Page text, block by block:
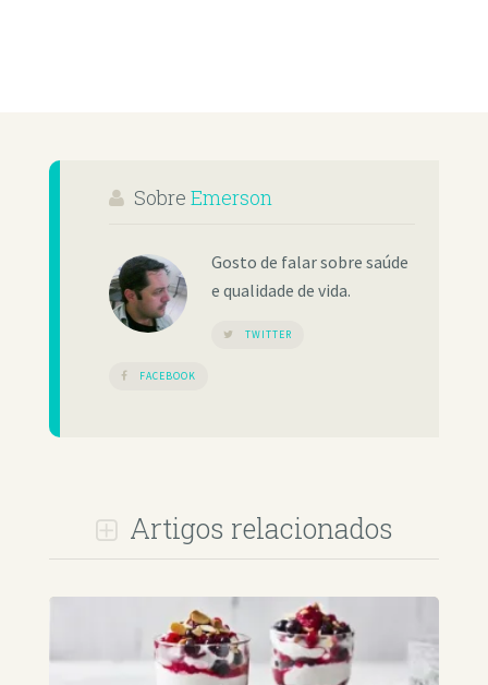
Sobre Emerson
Gosto de falar sobre saúde
e qualidade de vida.
TWITTER
FACEBOOK
Artigos relacionados